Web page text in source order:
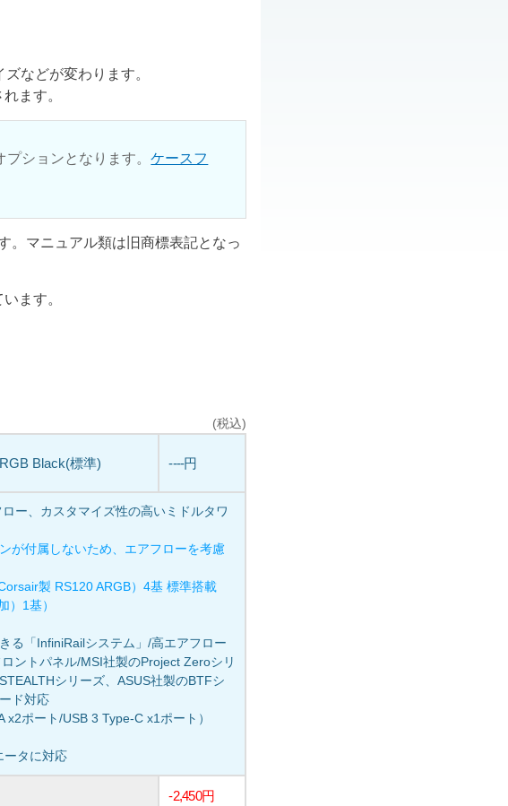
などが変わります。
ます。
プションとなります。ケースフ
。マニュアル類は旧商標表記となっ
ます。
(税込)
Black(標準) ----円
ー、カスタマイズ性の高いミドルタワ
が付属しないため、エアフローを考慮
製 RS120 ARGB）4基 標準搭載
）1基）
る「InfiniRailシステム」/高エアフロー
ントパネル/MSI社製のProject Zeroシリ
シリーズ、ASUS社製のBTFシ
ド対応
x2ポート/USB 3 Type-C x1ポート）
ータに対応
-2,450円